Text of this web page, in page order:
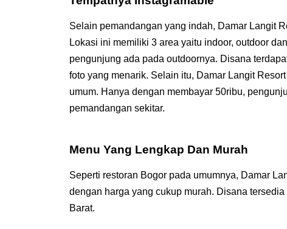
Selain pemandangan yang indah, Damar Langit
Lokasi ini memiliki 3 area yaitu indoor, outdoor
pengunjung ada pada outdoornya. Disana
foto yang menarik. Selain itu, Damar Langit
umum. Hanya dengan membayar 50ribu,
pemandangan sekitar.
Menu Yang Lengkap Dan Murah
Seperti restoran Bogor pada umumnya, Damar
dengan harga yang cukup murah. Disana
Barat.